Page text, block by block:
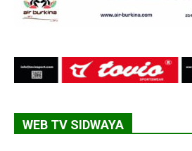
WEB TV SIDWAYA